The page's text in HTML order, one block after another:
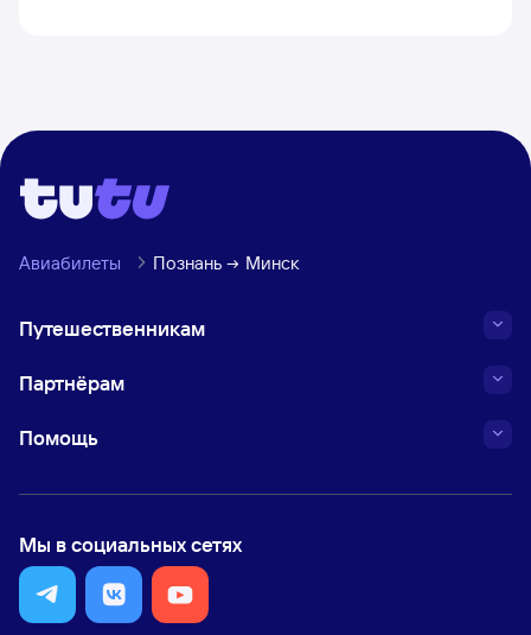
Авиабилеты Познань Минск
Путешественникам
Партнёрам
Помощь
Мы в социальных сетях